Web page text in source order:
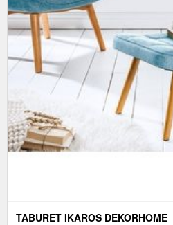
TABURET IKAROS DEKORHOME